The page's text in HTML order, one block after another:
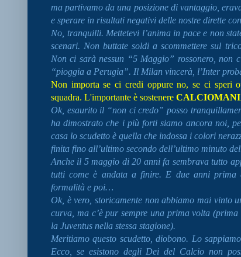
ma partivamo da una posizione di vantaggio,
e sperare in risultati negativi delle nostre dirette
No, tranquilli. Mettetevi l’anima in pace e non
scenari. Non buttate soldi a scommettere sul
Non ci sarà nessun “5 Maggio” rossonero, non
“pioggia a Perugia”. Il Milan vincerà, l’Inter
Non importa se ci credi oppure no, se ci speri
squadra. L'importante è sostenere
Ok, esaurito il “non ci credo” posso
ha dimostrato che i più forti siamo ancora noi,
casa lo scudetto è quella che indossa i colori
finita fino all’ultimo secondo dell’ultimo minuto
Anche il 5 maggio di 20 anni fa sembrava tutto
tutti come è andata a finire. E due anni prima
formalità e poi…
Ok, è vero, storicamente non abbiamo mai vinto
curva, ma c’è pur sempre una prima volta
la Juventus nella stessa stagione).
Meritiamo questo scudetto, diobono. Lo
Ecco, se esistono degli Dei del Calcio non